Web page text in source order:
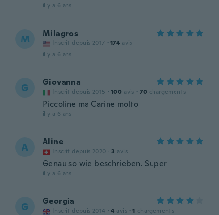
il y a 6 ans
M Milagros
Inscrit depuis 2017 · 174 avis
il y a 6 ans
G Giovanna
Inscrit depuis 2015 · 100 avis · 70 chargements
Piccoline ma Carine molto
il y a 6 ans
A Aline
Inscrit depuis 2020 · 3 avis
Genau so wie beschrieben. Super
il y a 6 ans
G Georgia
Inscrit depuis 2014 · 4 avis · 1 chargements